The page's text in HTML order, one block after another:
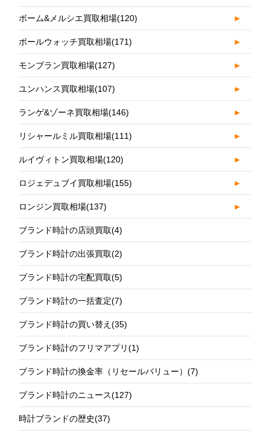
ボーム&メルシエ買取相場(120) ►
ボールウォッチ買取相場(171) ►
モンブラン買取相場(127) ►
ユンハンス買取相場(107) ►
ランゲ&ゾーネ買取相場(146) ►
リシャールミル買取相場(111) ►
ルイヴィトン買取相場(120) ►
ロジェデュブイ買取相場(155) ►
ロンジン買取相場(137) ►
ブランド時計の店頭買取(4)
ブランド時計の出張買取(2)
ブランド時計の宅配買取(5)
ブランド時計の一括査定(7)
ブランド時計の買い替え(35)
ブランド時計のフリマアプリ(1)
ブランド時計の換金率（リセールバリュー）(7)
ブランド時計のニュース(127)
時計ブランドの歴史(37)